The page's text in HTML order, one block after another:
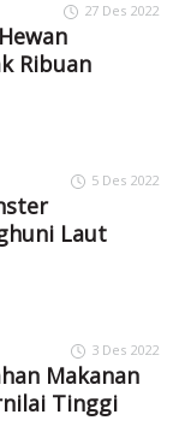
27 Des 2022
Ribuan
5 Des 2022
Laut
3 Des 2022
Makanan
Tinggi